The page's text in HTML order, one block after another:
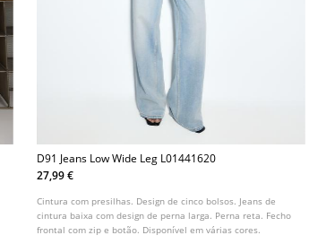
D91 Jeans Low Wide Leg L01441620
27,99 €
Cintura com presilhas. Design de cinco bolsos. Jeans de
cintura baixa com design de perna larga. Perna reta. Fecho
frontal com zip e botão. Disponível em várias cores.